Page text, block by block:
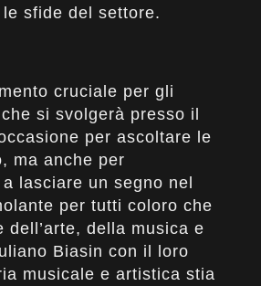
sfide del settore.
cruciale per gli
si svolgerà presso il
per ascoltare le
ma anche per
lasciare un segno nel
per tutti coloro che
della musica e
Biasin con il loro
musicale e artistica stia